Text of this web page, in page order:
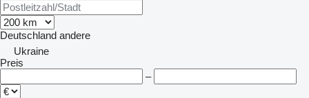
Deutschland andere
Ukraine
Preis
–